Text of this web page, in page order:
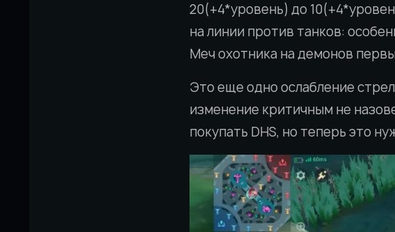
20(+4*уровень) до
на линии против танков:
Меч охотника на демонов
Это еще одно ослабление
изменение критичным не
покупать DHS, но теперь это